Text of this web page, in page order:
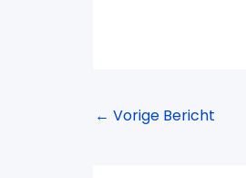
← Vorige Bericht